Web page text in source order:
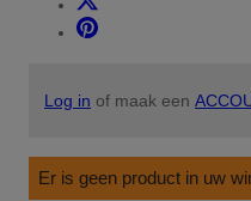
Log in of maak een
Er is geen product in uw